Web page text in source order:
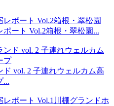
ート Vol.2箱根・翠松園...
vol. 2 子連れウェルカム高
...